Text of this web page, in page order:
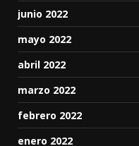
junio 2022
mayo 2022
abril 2022
marzo 2022
febrero 2022
enero 2022